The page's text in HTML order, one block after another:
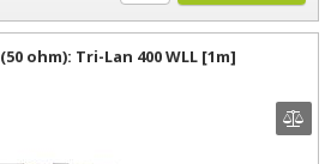
ohm): Tri-Lan 400 WLL [1m]